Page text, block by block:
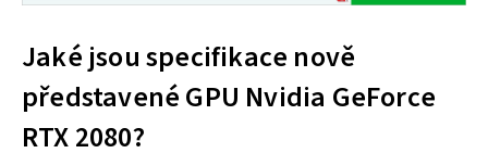
Jaké jsou specifikace nově
představené GPU Nvidia GeForce
RTX 2080?